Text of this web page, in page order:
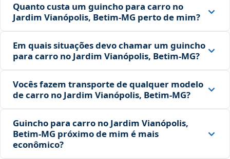
Quanto custa um guincho para carro no
Jardim Vianópolis, Betim‑MG perto de mim?
Em quais situações devo chamar um guincho
para carro no Jardim Vianópolis, Betim‑MG?
Vocês fazem transporte de qualquer modelo
de carro no Jardim Vianópolis, Betim‑MG?
Guincho para carro no Jardim Vianópolis,
Betim‑MG próximo de mim é mais
econômico?